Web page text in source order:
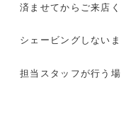
済ませてからご来店く
シェービングしない
担当スタッフが行う